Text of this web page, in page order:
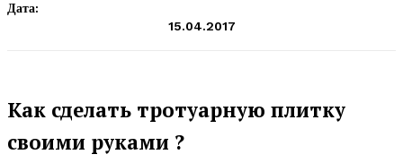
Дата:
15.04.2017
Как сделать тротуарную плитку
своими руками ?